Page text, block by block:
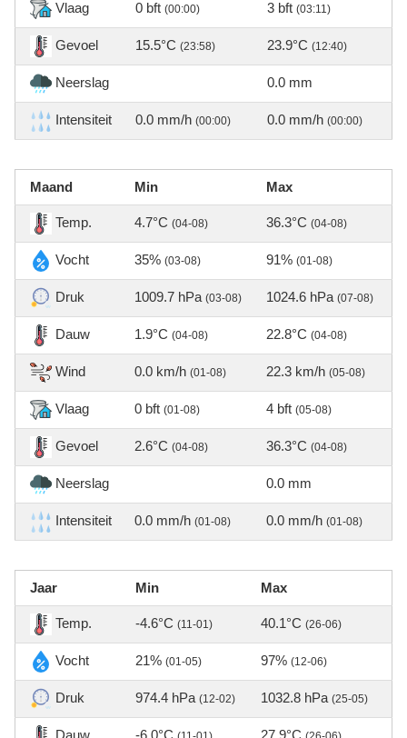
Vlaag 0 bft (00:00) 3 bft (03:11)
Gevoel 15.5°C (23:58) 23.9°C (12:40)
Neerslag 0.0 mm
Intensiteit 0.0 mm/h (00:00) 0.0 mm/h (00:00)
Maand Min Max
Temp. 4.7°C (04-08) 36.3°C (04-08)
Vocht 35% (03-08) 91% (01-08)
Druk 1009.7 hPa (03-08) 1024.6 hPa (07-08)
Dauw 1.9°C (04-08) 22.8°C (04-08)
Wind 0.0 km/h (01-08) 22.3 km/h (05-08)
Vlaag 0 bft (01-08) 4 bft (05-08)
Gevoel 2.6°C (04-08) 36.3°C (04-08)
Neerslag 0.0 mm
Intensiteit 0.0 mm/h (01-08) 0.0 mm/h (01-08)
Jaar Min Max
Temp. -4.6°C (11-01) 40.1°C (26-06)
Vocht 21% (01-05) 97% (12-06)
Druk 974.4 hPa (12-02) 1032.8 hPa (25-05)
Dauw -6.0°C 27.9°C